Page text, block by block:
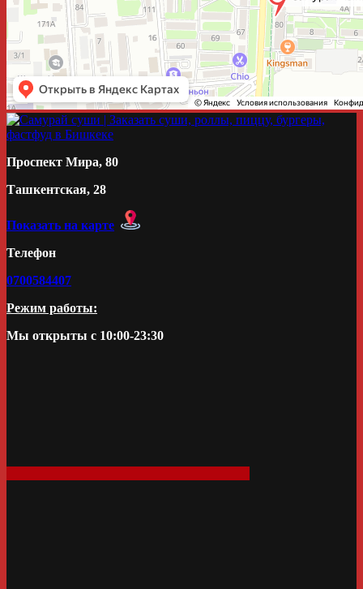
Проспект Мира, 80
Ташкентская, 28
Показать на карте
Телефон
0700584407
Режим работы:
Мы открыты с 10:00-23:30